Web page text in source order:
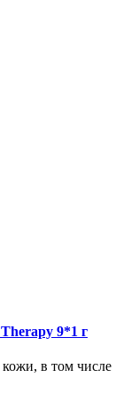
9*1 г
в том числе